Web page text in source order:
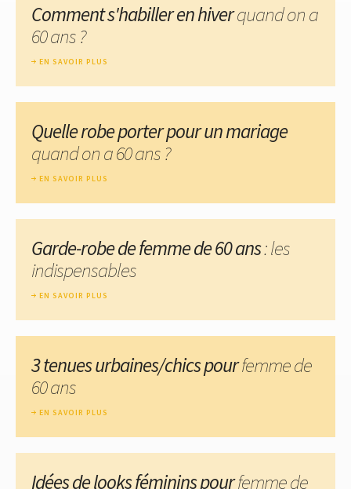
Comment s'habiller en hiverquand on a
60 ans ?
EN SAVOIR PLUS
Quelle robe porter pour un mariage
quand on a 60 ans ?
EN SAVOIR PLUS
Garde-robe de femme de 60 ans: les
indispensables
EN SAVOIR PLUS
3 tenues urbaines/chics pourfemme de
60 ans
EN SAVOIR PLUS
Idées de looks féminins pourfemme de